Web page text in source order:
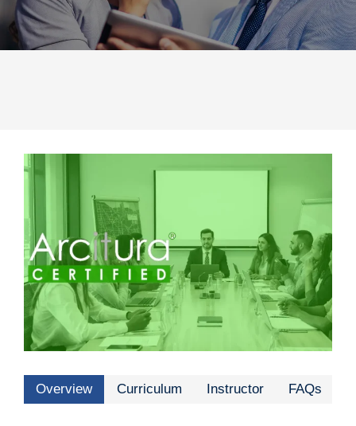
Overview Curriculum Instructor FAQs